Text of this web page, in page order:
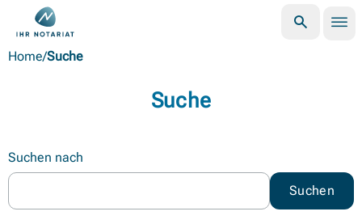
Zurück zur Startseite der Österreichischen Notariatskammer.
Suche
Home/Suche
Suche
Suchformular
Suchen nach
Suchen